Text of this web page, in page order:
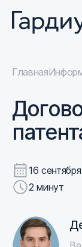
Главная
16
2 минут